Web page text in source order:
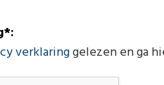
verklaringgelezen en ga